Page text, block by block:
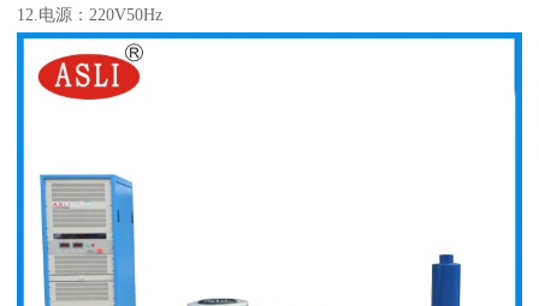
12.电源：220V50Hz